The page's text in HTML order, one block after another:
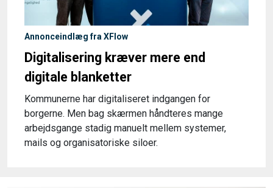
Annonceindlæg fra XFlow
Digitalisering kræver mere end
digitale blanketter
Kommunerne har digitaliseret indgangen for
borgerne. Men bag skærmen håndteres mange
arbejdsgange stadig manuelt mellem systemer,
mails og organisatoriske siloer.